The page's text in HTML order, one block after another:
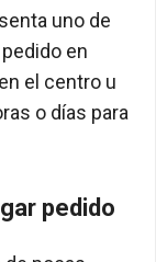
uno de
en
el centro u
o días para
pedido